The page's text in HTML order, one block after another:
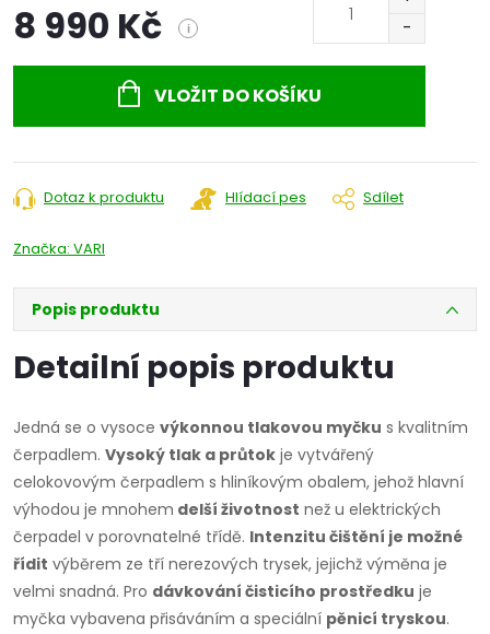
8 990 Kč i
VLOŽIT DO KOŠÍKU
Dotaz k produktu Hlídací pes Sdílet
Značka: VARI
Popis produktu
Detailní popis produktu
Jedná se o vysoce výkonnou tlakovou myčku s kvalitním
čerpadlem. Vysoký tlak a průtok je vytvářený
celokovovým čerpadlem s hliníkovým obalem, jehož hlavní
výhodou je mnohem delší životnost než u elektrických
čerpadel v porovnatelné třídě. Intenzitu čištění je možné
řídit výběrem ze tří nerezových trysek, jejichž výměna je
velmi snadná. Pro dávkování čisticího prostředku je
myčka vybavena přisáváním a speciální pěnicí tryskou.